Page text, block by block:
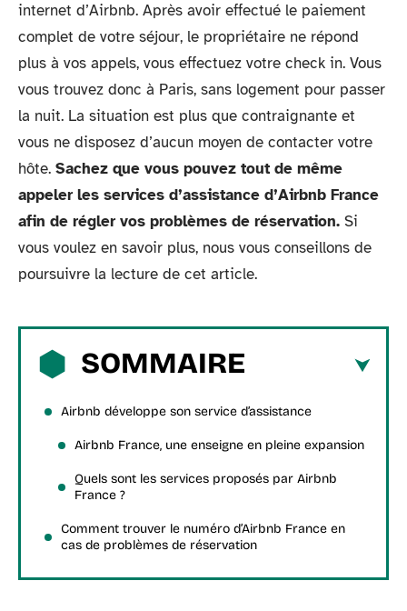
internet d’Airbnb. Après avoir effectué le paiement
complet de votre séjour, le propriétaire ne répond
plus à vos appels, vous effectuez votre check in. Vous
vous trouvez donc à Paris, sans logement pour passer
la nuit. La situation est plus que contraignante et
vous ne disposez d’aucun moyen de contacter votre
hôte. Sachez que vous pouvez tout de même
appeler les services d’assistance d’Airbnb France
afin de régler vos problèmes de réservation. Si
vous voulez en savoir plus, nous vous conseillons de
poursuivre la lecture de cet article.
SOMMAIRE
Airbnb développe son service d’assistance
Airbnb France, une enseigne en pleine expansion
Quels sont les services proposés par Airbnb
France ?
Comment trouver le numéro d’Airbnb France en
cas de problèmes de réservation